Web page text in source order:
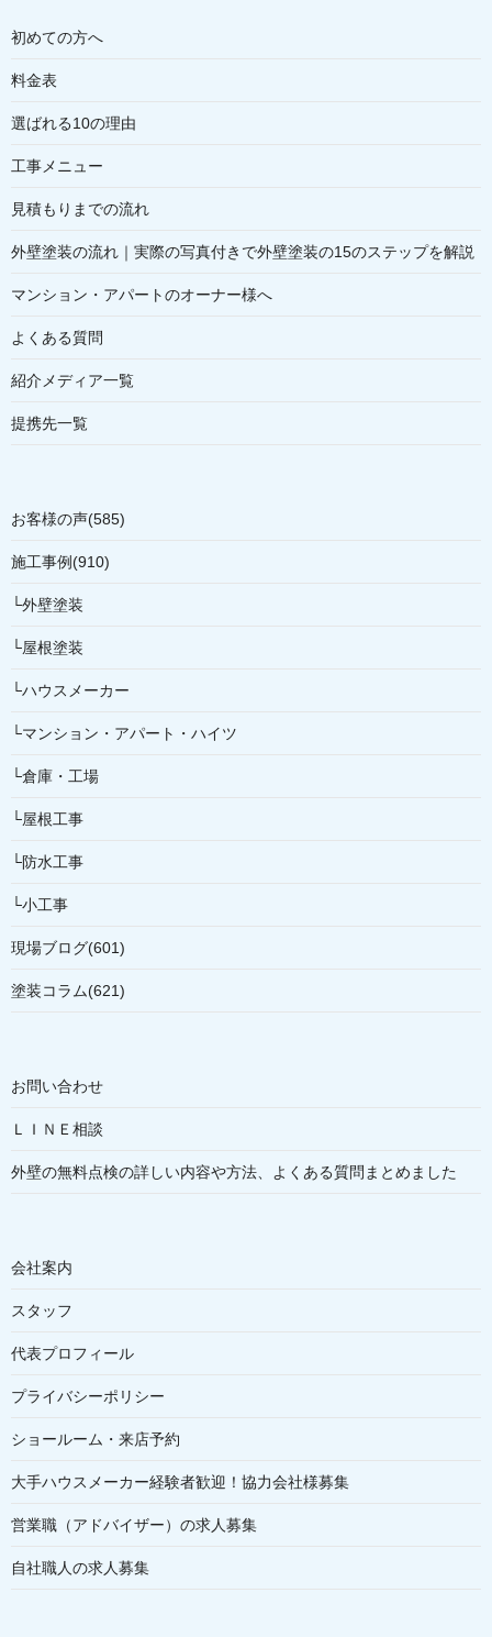
初めての方へ
料金表
選ばれる10の理由
工事メニュー
見積もりまでの流れ
外壁塗装の流れ｜実際の写真付きで外壁塗装の15のステップを解説
マンション・アパートのオーナー様へ
よくある質問
紹介メディア一覧
提携先一覧
お客様の声(585)
施工事例(910)
└外壁塗装
└屋根塗装
└ハウスメーカー
└マンション・アパート・ハイツ
└倉庫・工場
└屋根工事
└防水工事
└小工事
現場ブログ(601)
塗装コラム(621)
お問い合わせ
ＬＩＮＥ相談
外壁の無料点検の詳しい内容や方法、よくある質問まとめました
会社案内
スタッフ
代表プロフィール
プライバシーポリシー
ショールーム・来店予約
大手ハウスメーカー経験者歓迎！協力会社様募集
営業職（アドバイザー）の求人募集
自社職人の求人募集